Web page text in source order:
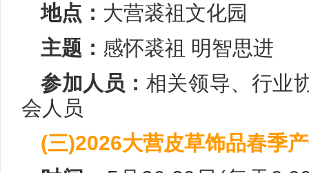
地点： 大营裘祖文化园
主题： 感怀裘祖 明智思进
参加人员： 相关领导、行业
会人员
(三)2026大营皮草饰品春季